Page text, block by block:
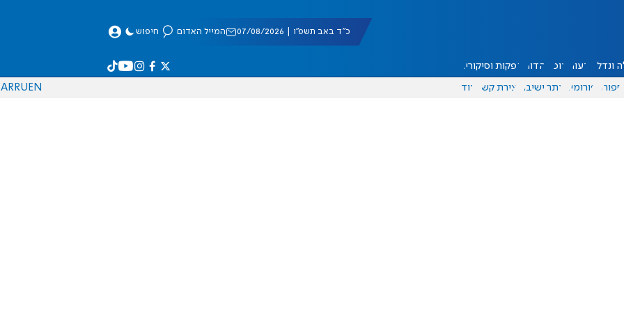
כ"ד באב תשפ"ו | 07/08/2026 המייל האדום חיפוש
ונדל"ן דעות אוכל יהדות הפקות וסיקורים
ספורט פורומים אתר ישיבה יצירת קשר עוד EN
RU
AR